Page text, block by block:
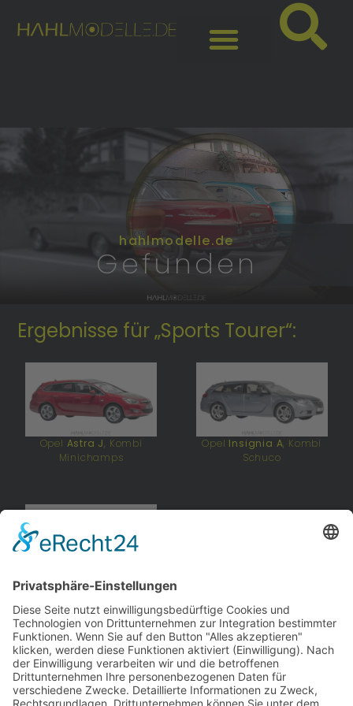
hahlmodelle.de
Gefunden
Ergebnisse für „Sports Tourer“:
Opel Astra J, Kombi
Minichamps
Opel Insignia A, Kombi
Schuco
OpelInsignia B, Kombi
andere Webseiten
Modellautos: Non-Opel Modellautos: Forum